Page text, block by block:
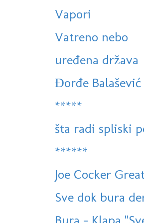
Vapori
Vatreno nebo
uređena država
Đorđe
*****
šta radi spliski
******
Joe Cocker
Sve dok bura